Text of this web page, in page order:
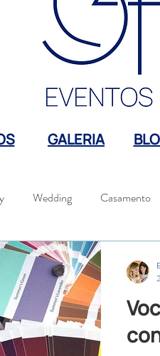
GALERIA
Wedding Casamento
Despedida de Solteira
tendências 2020 coronavirus